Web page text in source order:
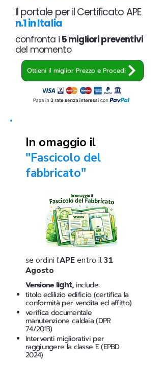
Il portale per il Certificato APE
n.1 in Italia
confronta i 5 migliori preventivi
del momento
Ottieni il miglior Prezzo e Procedi
In omaggio il
"Fascicolo del
fabbricato"
se ordini l'APE entro il 31
Agosto
Versione light,include:
titolo edilizio edificio (certifica la
conformità per vendita ed affitto)
verifica documentale
manutenzione caldaia (DPR
74/2013)
Interventi migliorativi per
raggiungere la classe E (EPBD
2024)